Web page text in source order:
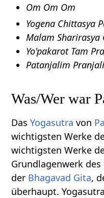
Om Om Om
Yogena Chittasya
Malam Sharirasya
Yo'pakarot Tam
Patanjalim
Was/Wer war
DasYogasutra von
wichtigsten Werke
wichtigsten Werke
Grundlagenwerk des
der Bhagavad Gita,
überhaupt.